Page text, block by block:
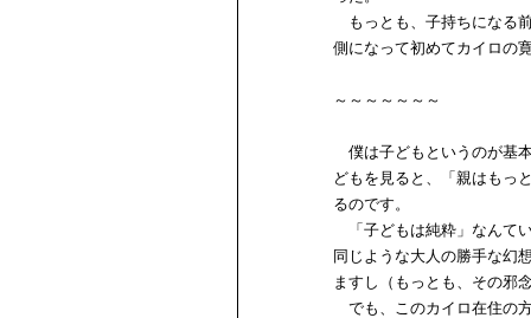
もっとも、子持ちになる
側になって初めてカイロの
～～～～～～～
僕は子どもというのが基
どもを見ると、「親はもっ
るのです。
「子どもは純粋」なんて
同じような大人の勝手な幻
ますし（もっとも、その邪
でも、このカイロ在住の